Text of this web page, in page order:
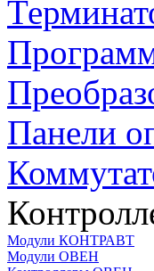
Панели
Модули КОНТРАВТ
Модули ОВЕН